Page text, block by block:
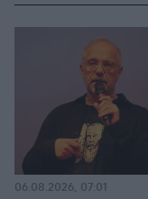
06.08.2026, 07:01